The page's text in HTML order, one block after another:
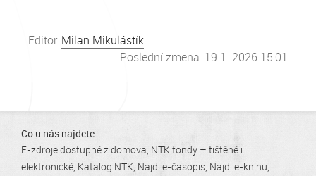
Editor: Milan Mikuláštík
Poslední změna: 19.1. 2026 15:01
Co u nás najdete
E-zdroje dostupné z domova NTK fondy – tištěné i
elektronické Katalog NTK Najdi e-časopis Najdi e-knihu